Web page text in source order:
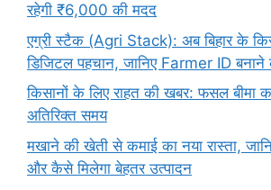
रहेगी ₹6,000 की मदद
एग्री स्टैक (Agri Stack): अब बिहार के
डिजिटल पहचान, जानिए Farmer ID
किसानों के लिए राहत की खबर: फसल बीमा
अतिरिक्त समय
मखाने की खेती से कमाई का नया रास्ता,
और कैसे मिलेगा बेहतर उत्पादन